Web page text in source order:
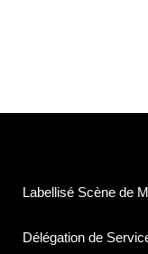
Labellisé Scène de
Délégation de